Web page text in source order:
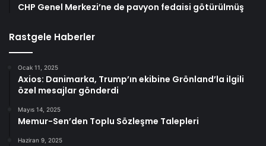
CHP Genel Merkezi’ne de pavyon fedaisi götürülmüş
Rastgele Haberler
Ocak 11, 2025
Axios: Danimarka, Trump’ın ekibine Grönland’la ilgili
özel mesajlar gönderdi
Mayıs 14, 2025
Memur-Sen’den Toplu Sözleşme Talepleri
Haziran 9, 2025